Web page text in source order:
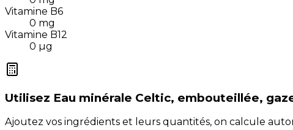
Vitamine B6
0 mg
Vitamine B12
0 µg
Utilisez Eau minérale Celtic, embouteillée,
Ajoutez vos ingrédients et leurs quantités, on calcule